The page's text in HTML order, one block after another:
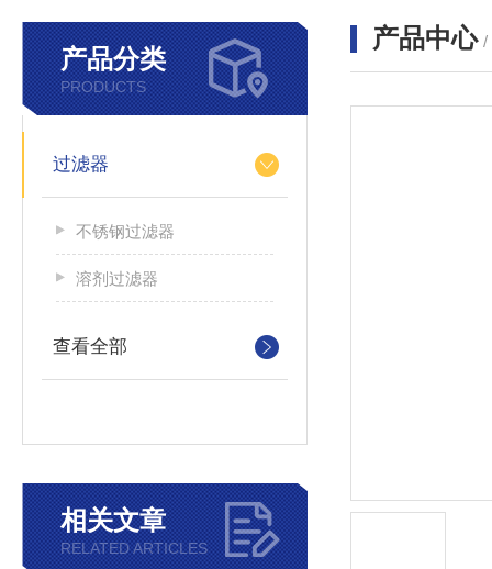
产品分类
PRODUCTS
过滤器
不锈钢过滤器
溶剂过滤器
查看全部
相关文章
RELATED ARTICLES
产品中心 /